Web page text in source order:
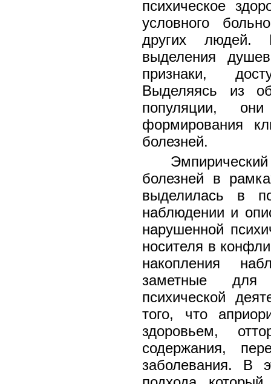
психическое
условного
других людей.
выделения
признаки,
Выделяясь из
популяции,
формирования
болезней.
болезней в
выделилась в
наблюдении и
нарушенной
носителя в
накопления
заметные для
психической
того, что
здоровьем,
содержания,
заболевания. В